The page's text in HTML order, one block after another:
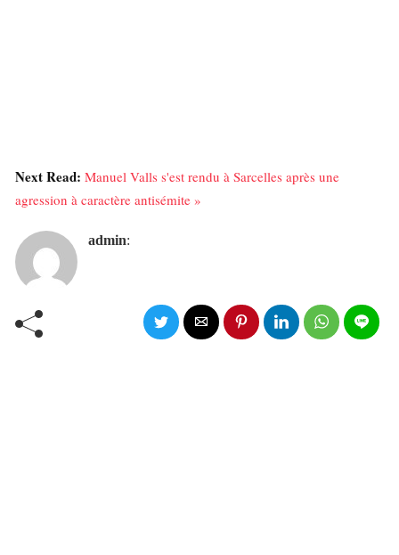
Next Read: Manuel Valls s'est rendu à Sarcelles après une
agression à caractère antisémite »
admin: